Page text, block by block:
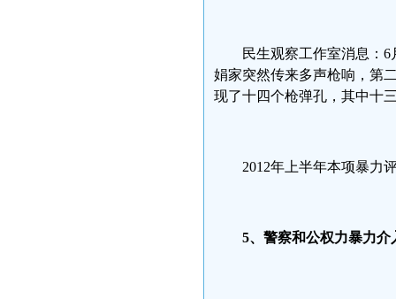
民生观察工作室消息：
娟家突然传来多声枪响，第
现了十四个枪弹孔，其中十
2012年上半年本项暴力
5、警察和公权力暴力介